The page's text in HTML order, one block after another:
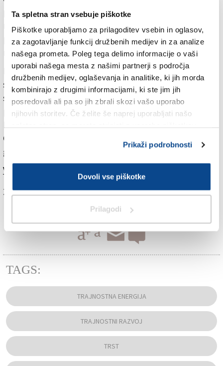
Ta spletna stran vsebuje piškotke
Piškotke uporabljamo za prilagoditev vsebin in oglasov,
za zagotavljanje funkcij družbenih medijev in za analize
našega prometa. Poleg tega delimo informacije o vaši
uporabi našega mesta z našimi partnerji s področja
družbenih medijev, oglaševanja in analitike, ki jih morda
kombinirajo z drugimi informacijami, ki ste jim jih
posredovali ali pa so jih zbrali skozi vašo uporabo
njihovih storitev. Če želite še naprej uporabljati našo
Prikaži podrobnosti
Dovoli vse piškotke
Prilagodi
prehod prizadeva marsikatera družba, na primer
mestni prevoznik Trieste Trasporti, ki je pravkar
predal namenu svoj prvi večji sistem samostojnega
napajanja električnih avtobusov.
Da je konzorcij Coselag pridobil novo orodje, ki bo kot
strokovna podlaga pripomoglo k oblikovanju novih
strateških načrtov in energetskega razvoja, je
prepričana njegova predsednica Sandra Primiceri.
Prav tako navezani na okoljsko zdravje so pri Fundaciji
CRTrieste, ki podpira projekt. Včeraj jo je zastopal
generalni sekretar Paolo Santangelo.
Več v današnjem (sredinem) Primorskem dnevniku.
Za branje in pisanje komentarjevje potrebna prijava
TAGS:
TRAJNOSTNA ENERGIJA
TRAJNOSTNI RAZVOJ
TRST